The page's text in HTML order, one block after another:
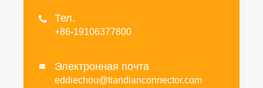
 Тел.
+86-19106377800
 Электронная почта
eddiechou@tiandianconnector.com